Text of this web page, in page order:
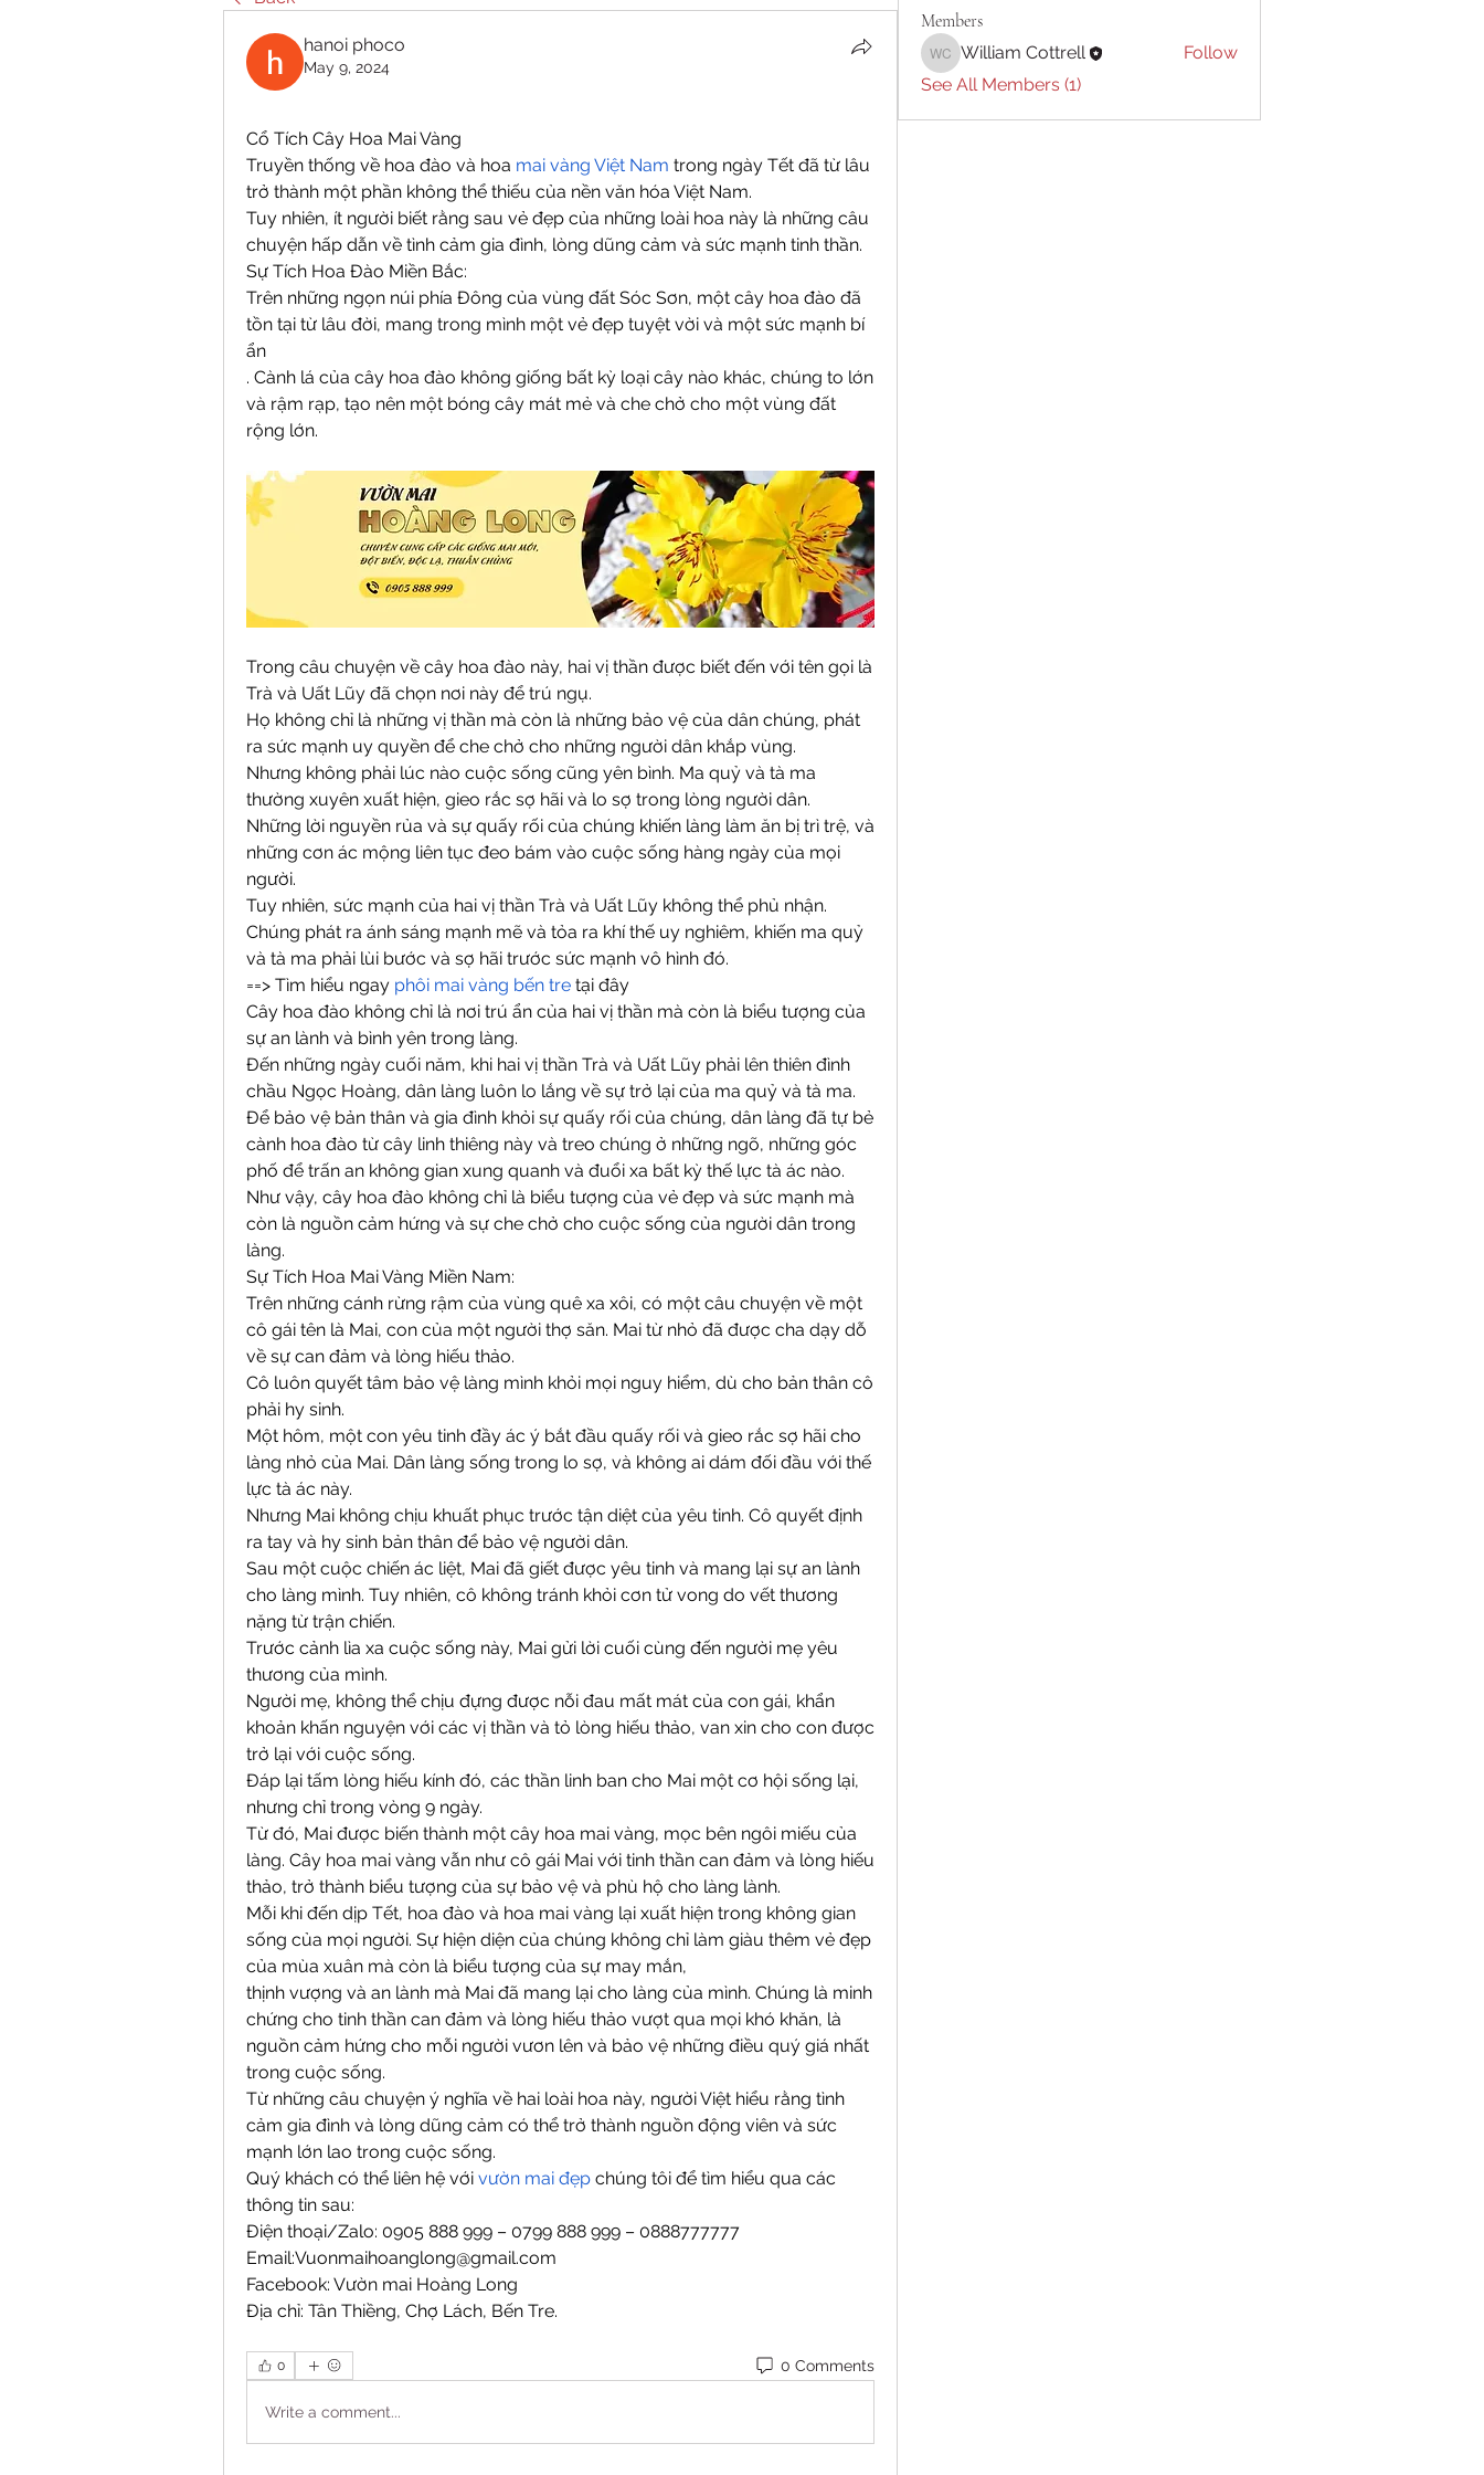
hanoi phoco
May 9, 2024
Cổ Tích Cây Hoa Mai Vàng
Truyền thống về hoa đào và hoa mai vàng Việt Nam trong ngày Tết đã từ lâu
trở thành một phần không thể thiếu của nền văn hóa Việt Nam.
Tuy nhiên, ít người biết rằng sau vẻ đẹp của những loài hoa này là những câu
chuyện hấp dẫn về tình cảm gia đình, lòng dũng cảm và sức mạnh tinh thần.
Sự Tích Hoa Đào Miền Bắc:
Trên những ngọn núi phía Đông của vùng đất Sóc Sơn, một cây hoa đào đã
tồn tại từ lâu đời, mang trong mình một vẻ đẹp tuyệt vời và một sức mạnh bí
ẩn
. Cành lá của cây hoa đào không giống bất kỳ loại cây nào khác, chúng to lớn
và rậm rạp, tạo nên một bóng cây mát mẻ và che chở cho một vùng đất
rộng lớn.
Trong câu chuyện về cây hoa đào này, hai vị thần được biết đến với tên gọi là
Trà và Uất Lũy đã chọn nơi này để trú ngụ.
Họ không chỉ là những vị thần mà còn là những bảo vệ của dân chúng, phát
ra sức mạnh uy quyền để che chở cho những người dân khắp vùng.
Nhưng không phải lúc nào cuộc sống cũng yên bình. Ma quỷ và tà ma
thường xuyên xuất hiện, gieo rắc sợ hãi và lo sợ trong lòng người dân.
Những lời nguyền rủa và sự quấy rối của chúng khiến làng làm ăn bị trì trệ, và
những cơn ác mộng liên tục đeo bám vào cuộc sống hàng ngày của mọi
người.
Tuy nhiên, sức mạnh của hai vị thần Trà và Uất Lũy không thể phủ nhận.
Chúng phát ra ánh sáng mạnh mẽ và tỏa ra khí thế uy nghiêm, khiến ma quỷ
và tà ma phải lùi bước và sợ hãi trước sức mạnh vô hình đó.
==> Tìm hiểu ngay phôi mai vàng bến tre tại đây
Cây hoa đào không chỉ là nơi trú ẩn của hai vị thần mà còn là biểu tượng của
sự an lành và bình yên trong làng.
Đến những ngày cuối năm, khi hai vị thần Trà và Uất Lũy phải lên thiên đình
chầu Ngọc Hoàng, dân làng luôn lo lắng về sự trở lại của ma quỷ và tà ma.
Để bảo vệ bản thân và gia đình khỏi sự quấy rối của chúng, dân làng đã tự bẻ
cành hoa đào từ cây linh thiêng này và treo chúng ở những ngõ, những góc
phố để trấn an không gian xung quanh và đuổi xa bất kỳ thế lực tà ác nào.
Như vậy, cây hoa đào không chỉ là biểu tượng của vẻ đẹp và sức mạnh mà
còn là nguồn cảm hứng và sự che chở cho cuộc sống của người dân trong
làng.
Sự Tích Hoa Mai Vàng Miền Nam:
Trên những cánh rừng rậm của vùng quê xa xôi, có một câu chuyện về một
cô gái tên là Mai, con của một người thợ săn. Mai từ nhỏ đã được cha dạy dỗ
về sự can đảm và lòng hiếu thảo.
Cô luôn quyết tâm bảo vệ làng mình khỏi mọi nguy hiểm, dù cho bản thân cô
phải hy sinh.
Một hôm, một con yêu tinh đầy ác ý bắt đầu quấy rối và gieo rắc sợ hãi cho
làng nhỏ của Mai. Dân làng sống trong lo sợ, và không ai dám đối đầu với thế
lực tà ác này.
Nhưng Mai không chịu khuất phục trước tận diệt của yêu tinh. Cô quyết định
ra tay và hy sinh bản thân để bảo vệ người dân.
Sau một cuộc chiến ác liệt, Mai đã giết được yêu tinh và mang lại sự an lành
cho làng mình. Tuy nhiên, cô không tránh khỏi cơn tử vong do vết thương
nặng từ trận chiến.
Trước cảnh lìa xa cuộc sống này, Mai gửi lời cuối cùng đến người mẹ yêu
thương của mình.
Người mẹ, không thể chịu đựng được nỗi đau mất mát của con gái, khẩn
khoản khấn nguyện với các vị thần và tỏ lòng hiếu thảo, van xin cho con được
trở lại với cuộc sống.
Đáp lại tấm lòng hiếu kính đó, các thần linh ban cho Mai một cơ hội sống lại,
nhưng chỉ trong vòng 9 ngày.
Từ đó, Mai được biến thành một cây hoa mai vàng, mọc bên ngôi miếu của
làng. Cây hoa mai vàng vẫn như cô gái Mai với tinh thần can đảm và lòng hiếu
thảo, trở thành biểu tượng của sự bảo vệ và phù hộ cho làng lành.
Mỗi khi đến dịp Tết, hoa đào và hoa mai vàng lại xuất hiện trong không gian
sống của mọi người. Sự hiện diện của chúng không chỉ làm giàu thêm vẻ đẹp
của mùa xuân mà còn là biểu tượng của sự may mắn,
thịnh vượng và an lành mà Mai đã mang lại cho làng của mình. Chúng là minh
chứng cho tinh thần can đảm và lòng hiếu thảo vượt qua mọi khó khăn, là
nguồn cảm hứng cho mỗi người vươn lên và bảo vệ những điều quý giá nhất
trong cuộc sống.
Từ những câu chuyện ý nghĩa về hai loài hoa này, người Việt hiểu rằng tình
cảm gia đình và lòng dũng cảm có thể trở thành nguồn động viên và sức
mạnh lớn lao trong cuộc sống.
Quý khách có thể liên hệ với vườn mai đẹp chúng tôi để tìm hiểu qua các
thông tin sau:
Điện thoại/Zalo: 0905 888 999 – 0799 888 999 – 0888777777
Email:Vuonmaihoanglong@gmail.com
Facebook: Vườn mai Hoàng Long
Địa chỉ: Tân Thiềng, Chợ Lách, Bến Tre.
0 0 Comments
Write a comment...
Members
William Cottrell
William Cottrell
Follow
See All Members (1)